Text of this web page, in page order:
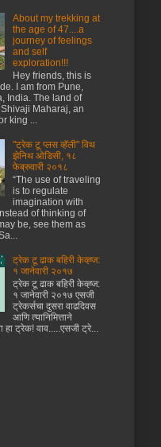
About my trekking at
the age of 47....a
journey of feelings
and self
exploration!!!
Hey friends, this is
I am from Pune,
India. The land of
Maharaj, an
king ...
"ट्रेक टू प्लस व्हॅली" विथ
झेनिथ ओडिसी, १८
फेब्रुवारी २०१८
“The use of traveling
is to regulate
imagination with
of thinking of
be, see them as
ट्रेक टू ढाक बहिरी केव्ह्ज:
१ जानेवारी २०१७
ट्रेक टू ढाक बहिरी केव्ह्ज:
१ जानेवारी २०१७ एसजी
ट्रेकर्सचा दुसरा वाढदिवस
आणि त्यानिमित्ताने
ट्रेक! वाव.....एसजी ट्रे...